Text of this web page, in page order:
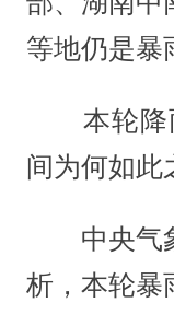
等地仍是暴
本轮降雨
间为何如此
中央气象
析，本轮暴